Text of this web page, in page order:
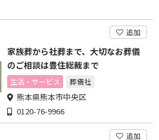
追加
家族葬から社葬まで、大切なお葬儀
のご相談は豊住総裁まで
生活・サービス 葬儀社
熊本県熊本市中央区
0120-76-9966
追加